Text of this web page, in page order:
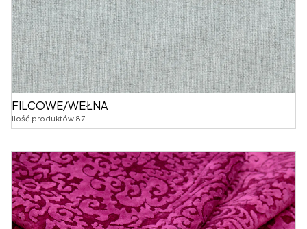
FILCOWE/WEŁNA
Ilość produktów 87